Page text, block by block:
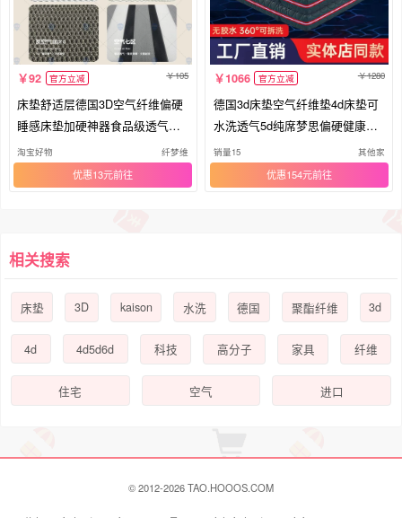
92 官方立减 105
床垫舒适层德国3D空气纤维偏硬
睡感床垫加硬神器食品级透气可
水洗
淘宝好物 纤梦维
优惠13元
1066 官方立减 1280
德国3d床垫空气纤维垫4d床垫可
水洗透气5d纯席梦思偏硬健康护
腰脊
销量15 其他家
优惠154元
相关搜索
床垫 3D kaison 水洗 德国 聚酯纤维 3d
4d 4d5d6d 科技 高分子 家具 纤维
住宅 空气 进口
© 2012-2026 TAO.HOOOS.COM